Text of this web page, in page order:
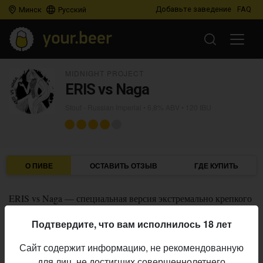
Минск Русский Добавьте заведение FAQ
ERIS vs Naga
О ПИВЕ ОСТАВИТЬ ОТЗЫВ ГДЕ КУПИТЬ
ERIS vs Naga — специальная версия экстремально крепкого
вымоченного в панамском роме.
Пивоварня:
Midnight Project
Подтвердите, что вам исполнилось 18 лет
Сайт содержит информацию, не рекомендованную